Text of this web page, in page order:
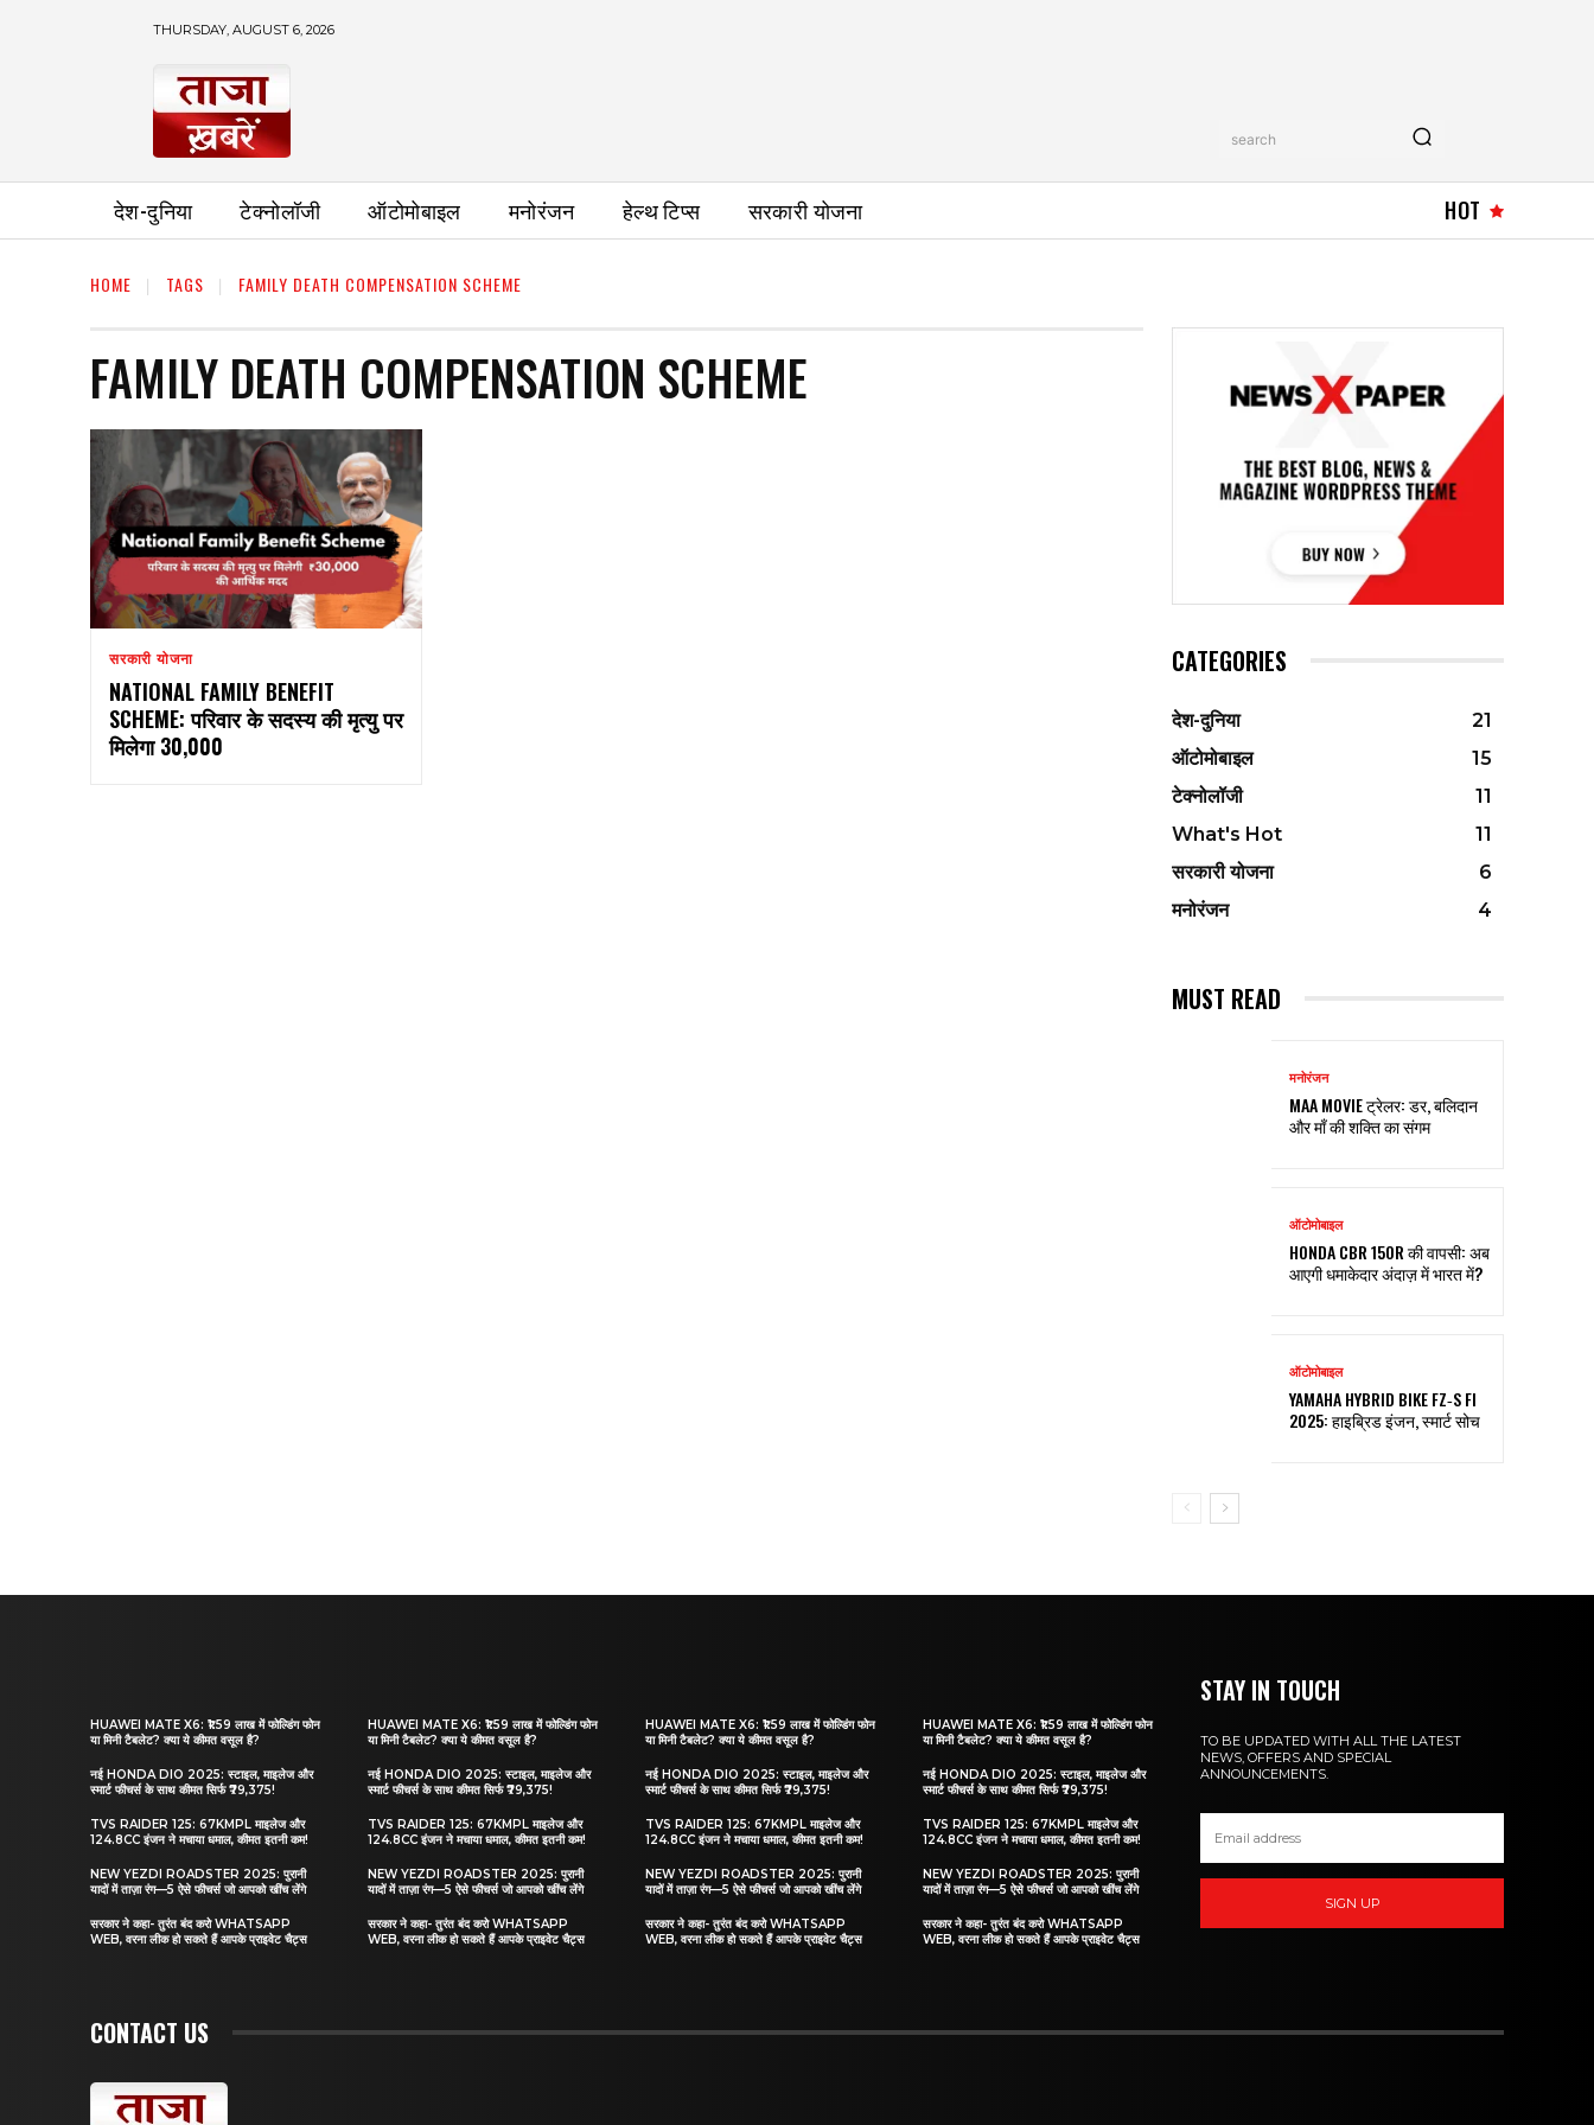
THURSDAY, AUGUST 6, 2026
search
देश-दुनिया टेक्नोलॉजी ऑटोमोबाइल मनोरंजन हेल्थ टिप्स सरकारी योजना HOT
HOME TAGS FAMILY DEATH COMPENSATION SCHEME
FAMILY DEATH COMPENSATION SCHEME
सरकारी योजना
NATIONAL FAMILY BENEFIT
SCHEME: परिवार के सदस्य की मृत्यु पर
मिलेगा ₹30,000
CATEGORIES
देश-दुनिया
21
ऑटोमोबाइल
15
टेक्नोलॉजी
11
What's Hot
11
सरकारी योजना
6
मनोरंजन
4
MUST READ
मनोरंजन
MAA MOVIE ट्रेलर: डर, बलिदान
और माँ की शक्ति का संगम
ऑटोमोबाइल
HONDA CBR 150R की वापसी: अब
आएगी धमाकेदार अंदाज़ में भारत में?
ऑटोमोबाइल
YAMAHA HYBRID BIKE FZ‑S FI
2025: हाइब्रिड इंजन, स्मार्ट सोच
HUAWEI MATE X6: ₹1.59 लाख में फोल्डिंग फोन
या मिनी टैबलेट? क्या ये कीमत वसूल है?
नई HONDA DIO 2025: स्टाइल, माइलेज और
स्मार्ट फीचर्स के साथ कीमत सिर्फ ₹79,375!
TVS RAIDER 125: 67KMPL माइलेज और
124.8CC इंजन ने मचाया धमाल, कीमत इतनी कम!
NEW YEZDI ROADSTER 2025: पुरानी
यादों में ताज़ा रंग—5 ऐसे फीचर्स जो आपको खींच लेंगे
सरकार ने कहा- तुरंत बंद करो WHATSAPP
WEB, वरना लीक हो सकते हैं आपके प्राइवेट चैट्स
HUAWEI MATE X6: ₹1.59 लाख में फोल्डिंग फोन
या मिनी टैबलेट? क्या ये कीमत वसूल है?
नई HONDA DIO 2025: स्टाइल, माइलेज और
स्मार्ट फीचर्स के साथ कीमत सिर्फ ₹79,375!
TVS RAIDER 125: 67KMPL माइलेज और
124.8CC इंजन ने मचाया धमाल, कीमत इतनी कम!
NEW YEZDI ROADSTER 2025: पुरानी
यादों में ताज़ा रंग—5 ऐसे फीचर्स जो आपको खींच लेंगे
सरकार ने कहा- तुरंत बंद करो WHATSAPP
WEB, वरना लीक हो सकते हैं आपके प्राइवेट चैट्स
HUAWEI MATE X6: ₹1.59 लाख में फोल्डिंग फोन
या मिनी टैबलेट? क्या ये कीमत वसूल है?
नई HONDA DIO 2025: स्टाइल, माइलेज और
स्मार्ट फीचर्स के साथ कीमत सिर्फ ₹79,375!
TVS RAIDER 125: 67KMPL माइलेज और
124.8CC इंजन ने मचाया धमाल, कीमत इतनी कम!
NEW YEZDI ROADSTER 2025: पुरानी
यादों में ताज़ा रंग—5 ऐसे फीचर्स जो आपको खींच लेंगे
सरकार ने कहा- तुरंत बंद करो WHATSAPP
WEB, वरना लीक हो सकते हैं आपके प्राइवेट चैट्स
HUAWEI MATE X6: ₹1.59 लाख में फोल्डिंग फोन
या मिनी टैबलेट? क्या ये कीमत वसूल है?
नई HONDA DIO 2025: स्टाइल, माइलेज और
स्मार्ट फीचर्स के साथ कीमत सिर्फ ₹79,375!
TVS RAIDER 125: 67KMPL माइलेज और
124.8CC इंजन ने मचाया धमाल, कीमत इतनी कम!
NEW YEZDI ROADSTER 2025: पुरानी
यादों में ताज़ा रंग—5 ऐसे फीचर्स जो आपको खींच लेंगे
सरकार ने कहा- तुरंत बंद करो WHATSAPP
WEB, वरना लीक हो सकते हैं आपके प्राइवेट चैट्स
STAY IN TOUCH
TO BE UPDATED WITH ALL THE LATEST
NEWS, OFFERS AND SPECIAL
ANNOUNCEMENTS.
SIGN UP
CONTACT US